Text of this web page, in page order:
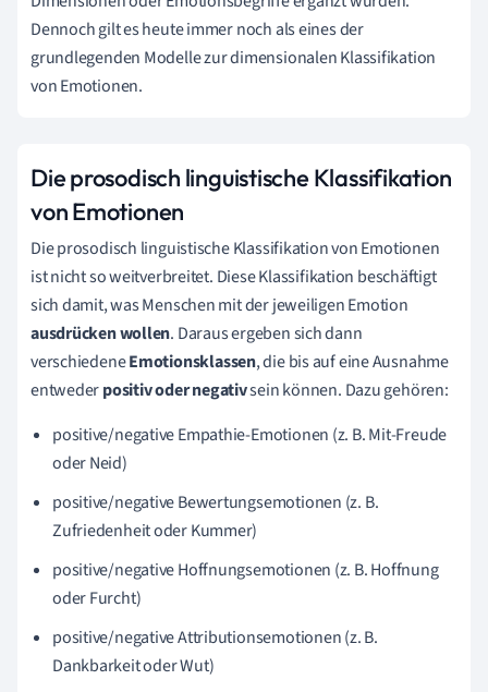
Dennoch gilt es heute immer noch als eines der
grundlegenden Modelle zur dimensionalen Klassifikation
von Emotionen.
Die prosodisch linguistische Klassifikation
von Emotionen
Die prosodisch linguistische Klassifikation von Emotionen
ist nicht so weitverbreitet. Diese Klassifikation beschäftigt
sich damit, was Menschen mit der jeweiligen Emotion
ausdrücken wollen. Daraus ergeben sich dann
verschiedeneEmotionsklassen, die bis auf eine Ausnahme
entwederpositiv oder negativsein können. Dazu gehören:
positive/negative Empathie-Emotionen (z. B. Mit-Freude
oder Neid)
positive/negative Bewertungsemotionen (z. B.
Zufriedenheit oder Kummer)
positive/negative Hoffnungsemotionen (z. B. Hoffnung
oder Furcht)
positive/negative Attributionsemotionen (z. B.
Dankbarkeit oder Wut)